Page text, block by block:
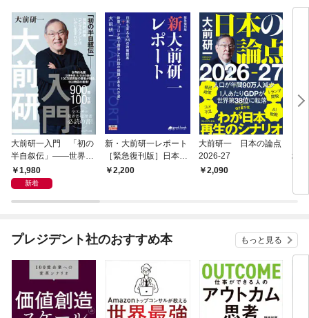
点08 「プーチン政権崩壊後」を見据えて始まっているロシア国内外の動
き論点09 不動産不況に苦しむ習近平政権はなぜ“日本いじめ”を始めたの
か論点10 外資系企業誘致よりも、日本人技術者を海外へ派遣せよ論点11
グローバル化の時代にもかかわらず、日本人の英語力が一向に伸びない
理由
大前研一入門 「初の
半自叙伝」――世界的
戦略コンサルタントは
いかに生まれたか
1,980
新着
新・大前研一レポート
［緊急復刊版］日本を
変える83の政策提案＋
2,200
大前研一 日本の論点
2026-27
2,090
場
プレジデント社のおすすめ本 もっと見る